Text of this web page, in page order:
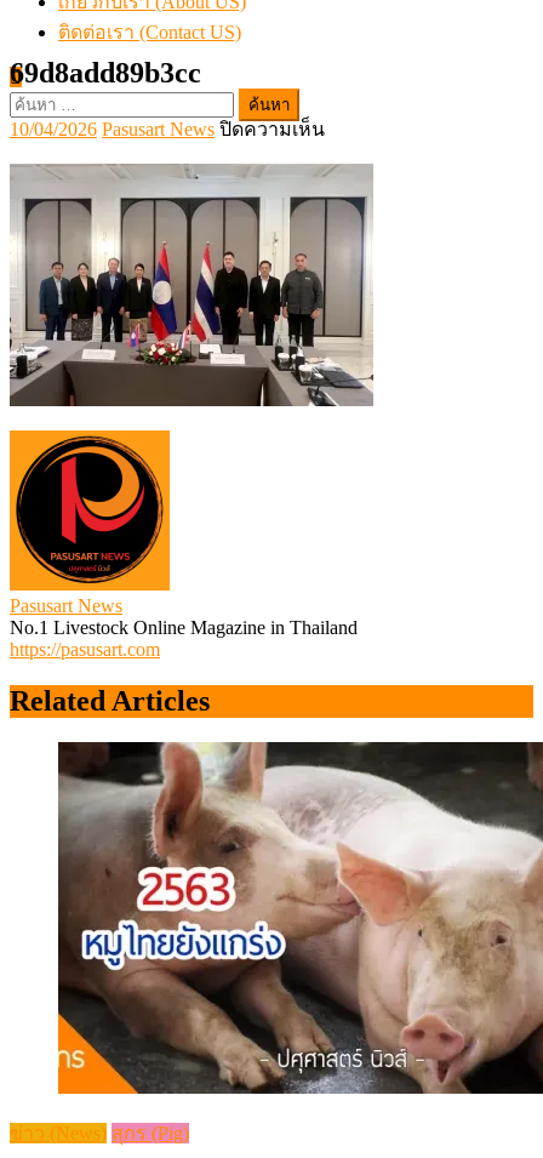
ติดต่อเรา (Contact US)
ค้นหา
สำหรับ:
69d8add89b3cc
Posted
on
10/04/2026Author
Pasusart News ปิดความเห็นบน
Pasusart News
No.1 Livestock Online Magazine in Thailand
https://pasusart.com
Related Articles
ข่าว (News) สุกร (Pig)